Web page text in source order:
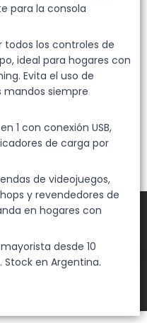
para la consola
todos los controles de
ideal para hogares con
Evita el uso de
siempre
1 con conexión USB,
de carga por
de videojuegos,
y revendedores de
en hogares con
desde 10
Stock en Argentina.
FILTROS